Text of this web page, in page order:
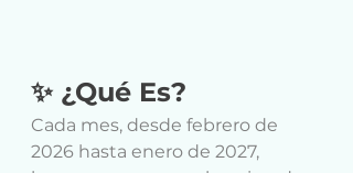
✨ ¿Qué Es?
Cada mes, desde febrero de
2026 hasta enero de 2027,